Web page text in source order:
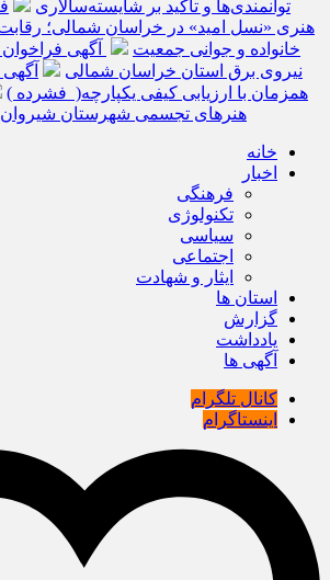
توانمندی‌ها و تأکید بر شایسته‌سالاری
هنری «نسل امید» در خراسان شمالی؛
خانواده و جوانی جمعیت
آگهی
نیروی برق استان خراسان شمالی
همزمان با ارزیابی کیفی یکپارچه( فشرده )
هنرهای تجسمی شهرستان شیروان
خانه
اخبار
فرهنگی
تکنولوژی
سیاسی
اجتماعی
ایثار و شهادت
استان ها
گزارش
یادداشت
آگهی ها
کانال تلگرام
اینستاگرام